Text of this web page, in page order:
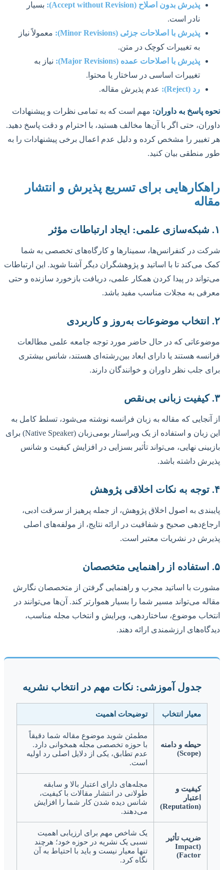
پذیرش بدون اصلاح (Accept without Revision):
بسیار
نادر است.
پذیرش با اصلاحات جزئی (Minor Revisions):
معمولاً نیاز
به تغییرات کوچک در متن.
پذیرش با اصلاحات عمده (Major Revisions):
نیاز به
تغییرات اساسی در ساختار یا محتوا.
رد (Reject):
عدم پذیرش مقاله.
نحوه پاسخ به داوران: مهم است که به تمامی نظرات و پیشنهادات
داوران، حتی اگر با آن‌ها مخالف هستید، با احترام و دقت پاسخ دهید.
هر تغییر را مشخص کرده و دلیل عدم اعمال برخی پیشنهادات را به
طور منطقی بیان کنید.
راهکارهایی برای تسریع پذیرش و انتشار
مقاله
۱. شبکه‌سازی علمی: ایجاد ارتباطات مؤثر
شرکت در کنفرانس‌ها، سمینارها و کارگاه‌های تخصصی به شما
کمک می‌کند تا با اساتید و پژوهشگران دیگر آشنا شوید. این ارتباطات
می‌تواند در پیدا کردن همکار علمی، دریافت بازخورد سازنده و حتی
معرفی به مجلات مناسب مفید باشد.
۲. انتخاب موضوعات به‌روز و کاربردی
موضوعاتی که در حال حاضر مورد توجه جامعه علمی مطالعات
فرانسه هستند یا دارای ابعاد بین‌رشته‌ای هستند، شانس بیشتری
برای جلب نظر داوران و خوانندگان دارند.
۳. کیفیت زبانی بی‌نقص
از آنجایی که مقاله به زبان فرانسه نوشته می‌شود، تسلط کامل به
این زبان و استفاده از یک ویراستار بومی‌زبان (Native Speaker) برای
بازبینی نهایی، می‌تواند تأثیر بسزایی در افزایش کیفیت و شانس
پذیرش داشته باشد.
۴. توجه به نکات اخلاقی پژوهش
پایبندی به اصول اخلاق پژوهش، از جمله پرهیز از سرقت ادبی،
ارجاع‌دهی صحیح و شفافیت در ارائه نتایج، از مولفه‌های اصلی
پذیرش در نشریات معتبر است.
۵. استفاده از راهنمایی متخصصان
مشورت با اساتید مجرب و راهنمایی گرفتن از متخصصان نگارش
مقاله می‌تواند مسیر شما را بسیار هموارتر کند. آن‌ها می‌توانند در
انتخاب موضوع، ساختاردهی، ویرایش و انتخاب مجله مناسب،
دیدگاه‌های ارزشمندی ارائه دهند.
جدول آموزشی: نکات مهم در انتخاب نشریه
معیار انتخاب توضیحات اهمیت
حیطه و دامنه
(Scope)
مطمئن شوید موضوع مقاله شما دقیقاً
با حوزه تخصصی مجله همخوانی دارد.
عدم تطابق، یکی از دلایل اصلی رد اولیه
است.
کیفیت و
اعتبار
(Reputation)
مجله‌های دارای اعتبار بالا و سابقه
طولانی در انتشار مقالات با کیفیت،
شانس دیده شدن کار شما را افزایش
می‌دهند.
ضریب تأثیر
(Impact
Factor)
یک شاخص مهم برای ارزیابی اهمیت
نسبی یک نشریه در حوزه خود؛ هرچند
تنها معیار نیست و باید با احتیاط به آن
نگاه کرد.